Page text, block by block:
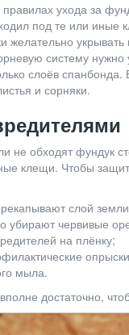
ухода за
под те или иные
желательно
систему
слоёв
и сорняки.
не обходят фундук
клещи. Чтобы
слой земли
убирают червивые
на плёнку;
мыла.
достаточно,